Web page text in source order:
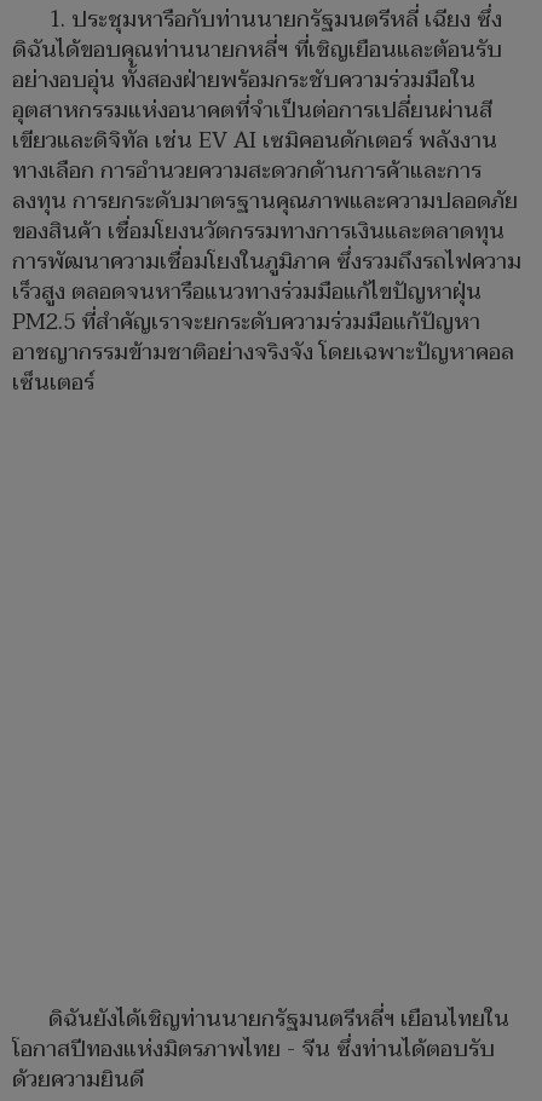
1. ประชุมหารือกับท่านนายกรัฐมนตรีหลี่ เฉียง ซึ่ง
ดิฉันได้ขอบคุณท่านนายกหลี่ฯ ที่เชิญเยือนและต้อนรับ
อย่างอบอุ่น ทั้งสองฝ่ายพร้อมกระชับความร่วมมือใน
อุตสาหกรรมแห่งอนาคตที่จำเป็นต่อการเปลี่ยนผ่านสี
เขียวและดิจิทัล เช่น EV AI เซมิคอนดักเตอร์ พลังงาน
ทางเลือก การอำนวยความสะดวกด้านการค้าและการ
ลงทุน การยกระดับมาตรฐานคุณภาพและความปลอดภัย
ของสินค้า เชื่อมโยงนวัตกรรมทางการเงินและตลาดทุน
การพัฒนาความเชื่อมโยงในภูมิภาค ​ซึ่งรวมถึง​รถไฟ​ความ​
เร็วสูง​ ตลอดจนหารือแนวทางร่วมมือแก้ไขปัญหาฝุ่น
PM2.5 ที่สำคัญเราจะยกระดับความร่วมมือแก้ปัญหา
อาชญากรรมข้ามชาติอย่างจริงจัง โดยเฉพาะปัญหาคอล
เซ็นเตอร์
ดิฉันยังได้เชิญท่านนายกรัฐมนตรีหลี่ฯ เยือนไทยใน
โอกาสปีทองแห่งมิตรภาพไทย - จีน ซึ่งท่านได้ตอบรับ
ด้วยความยินดี